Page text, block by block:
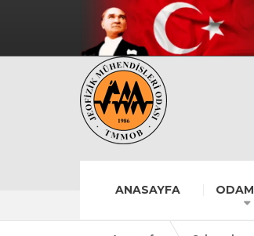
ANASAYFA